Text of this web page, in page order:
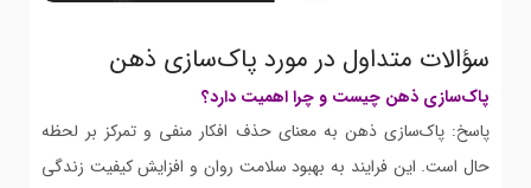
سؤالات متداول در مورد پاک‌سازی ذهن
پاک‌سازی ذهن چیست و چرا اهمیت دارد؟
پاسخ: پاک‌سازی ذهن به معنای حذف افکار منفی و تمرکز بر لحظه
حال است. این فرایند به بهبود سلامت روان و افزایش کیفیت زندگی